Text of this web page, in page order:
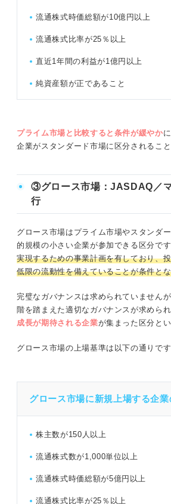
流通株式時価総額が10億円以上
流通株式比率が25％以上
直近1年間の利益が1億円以上
純資産額が正であること
プライム市場と比較すると条件が緩やか
企業がスタンダード市場に区分されること
③グロース市場：JASDAQ／
行
グロース市場はプライム市場やスタンダ
的規模の小さい企業が参加できる区分です
実現するための事業計画を有しており、
低限の流動性を備えていることが条件と
完璧なガバナンスは求められていません
階を踏まえた適切なガバナンスが求められ
成長が期待される企業が集まった区分とい
グロース市場の上場基準は以下の通りです
グロース市場に新規上場する企業
株主数が150人以上
流通株式数が1,000単位以上
流通株式時価総額が5億円以上
流通株式比率が25％以上